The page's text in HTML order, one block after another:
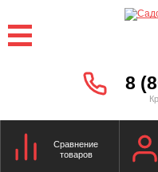
8
Сравнение
товаров